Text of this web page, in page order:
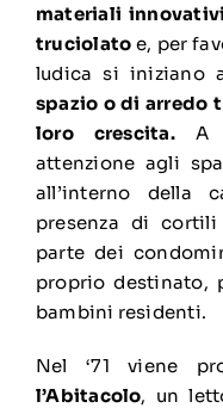
materiali
truciolato e, per
ludica si iniziano
spazio o di arredo
loro crescita.A
attenzione agli
all’interno della
presenza di
parte dei
proprio destinato,
bambini residenti.
Nel ‘71 viene
l’Abitacolo, un